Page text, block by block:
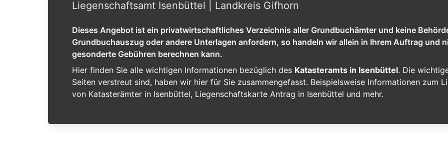
Liegenschaftsamt Isenbüttel | Landkreis Gifhorn
Dieses Angebot ist ein privatwirtschaftliches Verzeichnis aller Grundbuchämter und keine
Grundbuchauszug oder andere Unterlagen anfordern, so handeln wir allein in Ihrem Auftrag und
gesonderte Gebühren berechnen kann.
Hier finden Sie alle wichtigen Informationen bezüglich des Katasteramts in Isenbüttel. Die
Seiten verstreut sind, haben wir hier für Sie zusammengefasst. Beispielsweise Informationen zum
von Katasterämter in Isenbüttel, Liegenschaftskarte Antrag in Isenbüttel und mehr.